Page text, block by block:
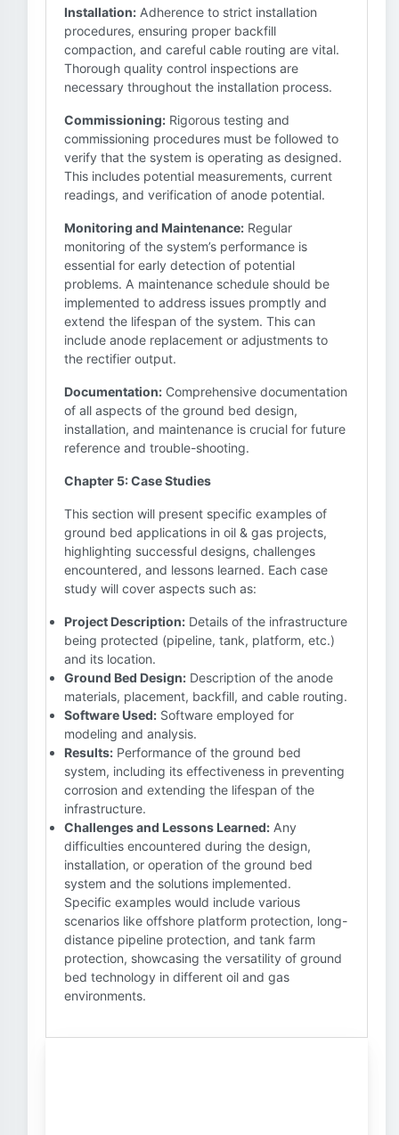
Installation: Adherence to strict installation
procedures, ensuring proper backfill
compaction, and careful cable routing are vital.
Thorough quality control inspections are
necessary throughout the installation process.
Commissioning: Rigorous testing and
commissioning procedures must be followed to
verify that the system is operating as designed.
This includes potential measurements, current
readings, and verification of anode potential.
Monitoring and Maintenance: Regular
monitoring of the system’s performance is
essential for early detection of potential
problems. A maintenance schedule should be
implemented to address issues promptly and
extend the lifespan of the system. This can
include anode replacement or adjustments to
the rectifier output.
Documentation: Comprehensive documentation
of all aspects of the ground bed design,
installation, and maintenance is crucial for future
reference and trouble-shooting.
Chapter 5: Case Studies
This section will present specific examples of
ground bed applications in oil & gas projects,
highlighting successful designs, challenges
encountered, and lessons learned. Each case
study will cover aspects such as:
Project Description: Details of the infrastructure
being protected (pipeline, tank, platform, etc.)
and its location.
Ground Bed Design: Description of the anode
materials, placement, backfill, and cable routing.
Software Used: Software employed for
modeling and analysis.
Results: Performance of the ground bed
system, including its effectiveness in preventing
corrosion and extending the lifespan of the
infrastructure.
Challenges and Lessons Learned: Any
difficulties encountered during the design,
installation, or operation of the ground bed
system and the solutions implemented.
Specific examples would include various
scenarios like offshore platform protection, long-
distance pipeline protection, and tank farm
protection, showcasing the versatility of ground
bed technology in different oil and gas
environments.